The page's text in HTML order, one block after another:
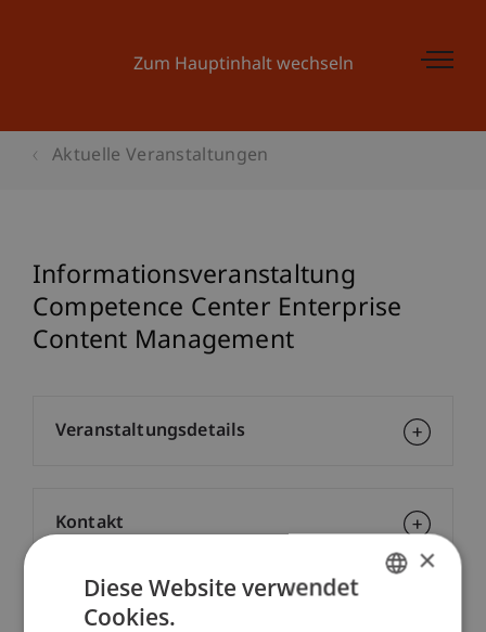
Zum Hauptinhalt wechseln
Aktuelle Veranstaltungen
Informationsveranstaltung
Competence Center Enterprise
Content Management
School/Professur:
Veranstaltungsdetails
Kontakt
×
Diese Website verwendet
Cookies.